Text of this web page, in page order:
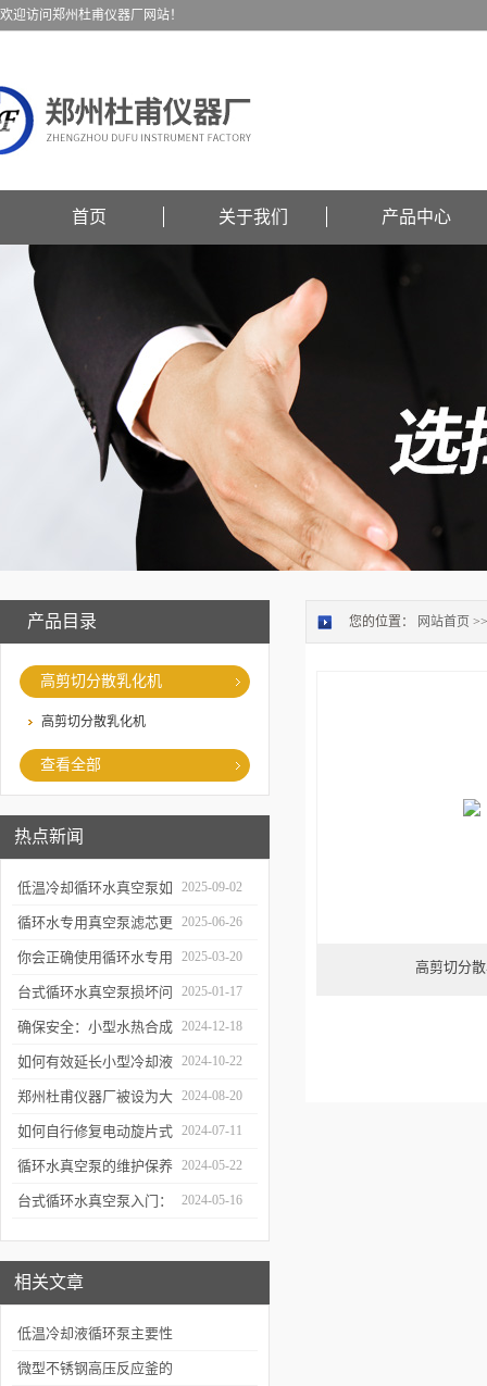
欢迎访问郑州杜甫仪器厂网站！
首页 关于我们 产品中心
产品目录
高剪切分散乳化机
高剪切分散乳化机
查看全部
热点新闻
低温冷却循环水真空泵如
何提升制冷与真空效率？
2025-09-02
循环水专用真空泵滤芯更
换周期：基于水质污染度
的判断方法
2025-06-26
你会正确使用循环水专用
真空泵吗？
2025-03-20
台式循环水真空泵损坏问
题诊断与预防措施
2025-01-17
确保安全：小型水热合成
反应釜的操作与维护建议
2024-12-18
如何有效延长小型冷却液
水循环泵的使用寿命？
2024-10-22
郑州杜甫仪器厂被设为大
学生实习就业基地
2024-08-20
如何自行修复电动旋片式
真空泵无法启动的问题
2024-07-11
循环水真空泵的维护保养
与故障排除指南
2024-05-22
台式循环水真空泵入门： 2024-05-16
相关文章
低温冷却液循环泵主要性
能及保护装置
微型不锈钢高压反应釜的
您的位置： 网站首页
高剪切分